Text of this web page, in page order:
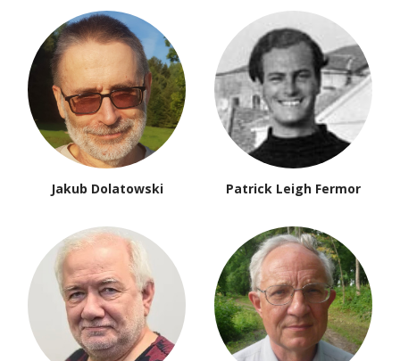
Jakub Dolatowski Patrick Leigh Fermor